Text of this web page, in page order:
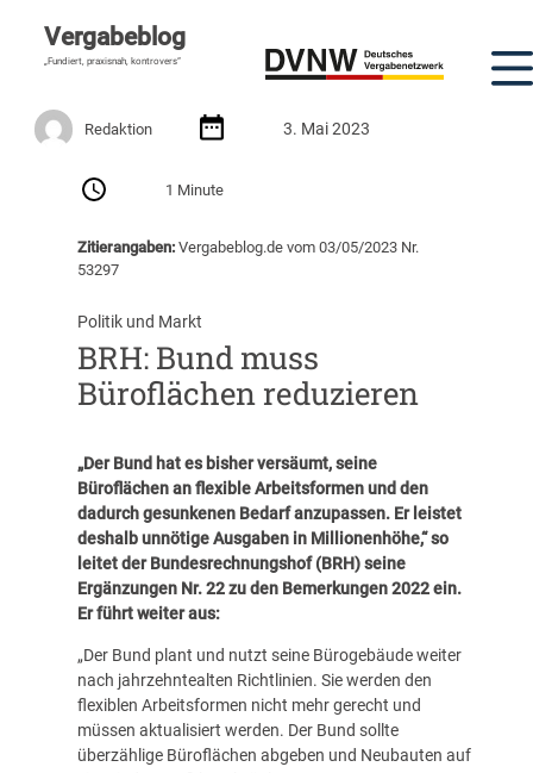
Vergabeblog
„Fundiert, praxisnah, kontrovers“
Redaktion 3. Mai 2023
1 Minute
Zitierangaben:Vergabeblog.de vom 03/05/2023 Nr.
53297
Politik und Markt
BRH: Bund muss
Büroflächen reduzieren
„Der Bund hat es bisher versäumt, seine
Büroflächen an flexible Arbeitsformen und den
dadurch gesunkenen Bedarf anzupassen. Er leistet
deshalb unnötige Ausgaben in Millionenhöhe,“ so
leitet der Bundesrechnungshof (BRH) seine
Ergänzungen Nr. 22 zu den Bemerkungen 2022 ein.
Er führt weiter aus:
„Der Bund plant und nutzt seine Bürogebäude weiter
nach jahrzehntealten Richtlinien. Sie werden den
flexiblen Arbeitsformen nicht mehr gerecht und
müssen aktualisiert werden. Der Bund sollte
überzählige Büroflächen abgeben und Neubauten auf